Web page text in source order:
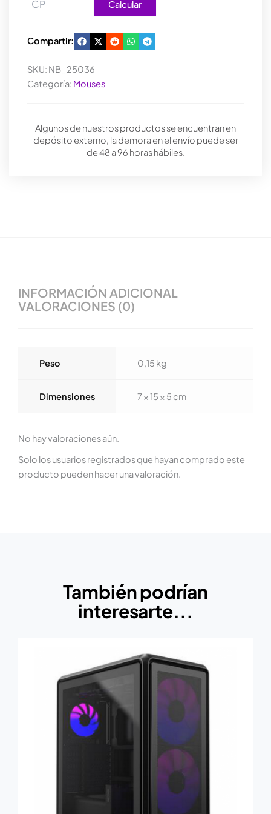
Calcular
Compartir:
SKU: NB_25036
Categoría: Mouses
Algunos de nuestros productos se encuentran en
depósito externo, la demora en el envío puede ser
de 48 a 96 horas hábiles.
INFORMACIÓN ADICIONAL
VALORACIONES (0)
Peso 0,15 kg
Dimensiones 7 × 15 × 5 cm
No hay valoraciones aún.
Solo los usuarios registrados que hayan comprado este
producto pueden hacer una valoración.
También podrían
interesarte...